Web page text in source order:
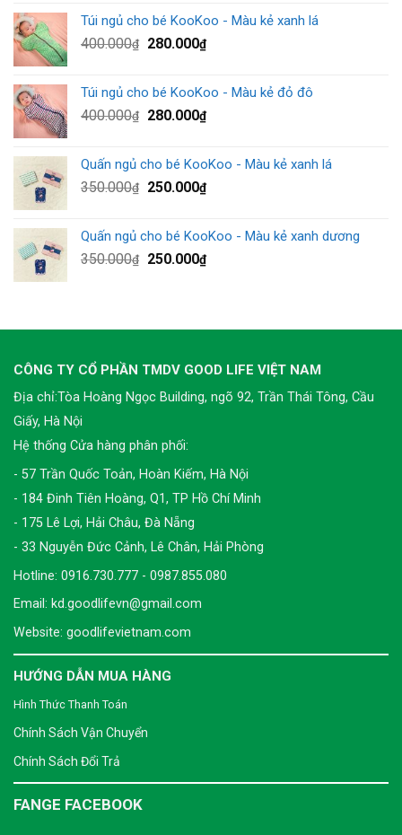
Túi ngủ cho bé KooKoo - Màu kẻ xanh lá
400.000₫ 280.000₫
Túi ngủ cho bé KooKoo - Màu kẻ đỏ đô
400.000₫ 280.000₫
Quấn ngủ cho bé KooKoo - Màu kẻ xanh lá
350.000₫ 250.000₫
Quấn ngủ cho bé KooKoo - Màu kẻ xanh dương
350.000₫ 250.000₫
CÔNG TY CỔ PHẦN TMDV GOOD LIFE VIỆT NAM
Địa chỉ:Tòa Hoàng Ngọc Building, ngõ 92, Trần Thái Tông, Cầu
Giấy, Hà Nội
Hệ thống Cửa hàng phân phối:
- 57 Trần Quốc Toản, Hoàn Kiếm, Hà Nội
- 184 Đinh Tiên Hoàng, Q1, TP Hồ Chí Minh
- 175 Lê Lợi, Hải Châu, Đà Nẵng
- 33 Nguyễn Đức Cảnh, Lê Chân, Hải Phòng
Hotline: 0916.730.777 - 0987.855.080
Email: kd.goodlifevn@gmail.com
Website: goodlifevietnam.com
HƯỚNG DẪN MUA HÀNG
Hình Thức Thanh Toán
Chính Sách Vận Chuyển
Chính Sách Đổi Trả
FANGE FACEBOOK